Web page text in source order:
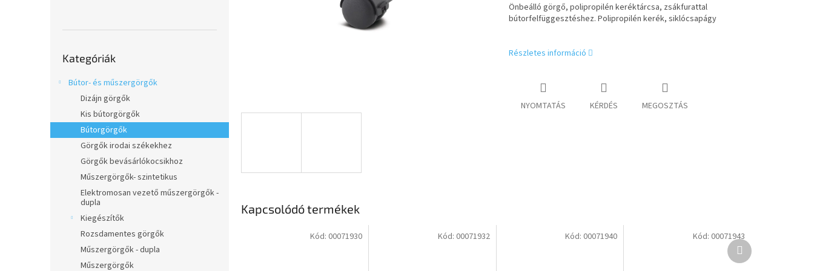
átugrása
Kategóriák
Bútor- és műszergörgők
Dizájn görgők
Kis bútorgörgők
Bútorgörgők
Görgők irodai székekhez
Görgők bevásárlókocsikhoz
Műszergörgők- szintetikus
Elektromosan vezető műszergörgők -
dupla
Kiegészítők
Rozsdamentes görgők
Műszergörgők - dupla
Műszergörgők
Önbeálló görgő, polipropilén keréktárcsa, zsákfurattal
bútorfelfüggesztéshez. Polipropilén kerék, siklócsapágy
Részletes információ
NYOMTATÁS KÉRDÉS MEGOSZTÁS
Kapcsolódó termékek
Kód: 00071930 Kód: 00071932 Kód: 00071940 Kód: 00071943
Következő
termék